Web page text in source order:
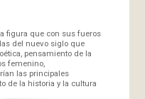
figura que con sus fueros
del nuevo siglo que
pensamiento de la
femenino,
las principales
de la historia y la cultura